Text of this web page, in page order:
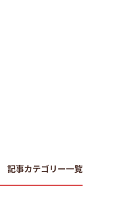
記事カテゴリー一覧